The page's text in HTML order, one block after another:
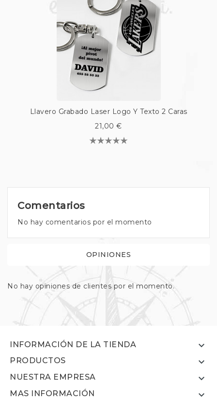
Llavero Grabado Laser Logo Y Texto 2 Caras
21,00 €
Comentarios
No hay comentarios por el momento
OPINIONES
No hay opiniones de clientes por el momento.
INFORMACIÓN DE LA TIENDA 
PRODUCTOS 
NUESTRA EMPRESA 
MAS INFORMACIÓN 